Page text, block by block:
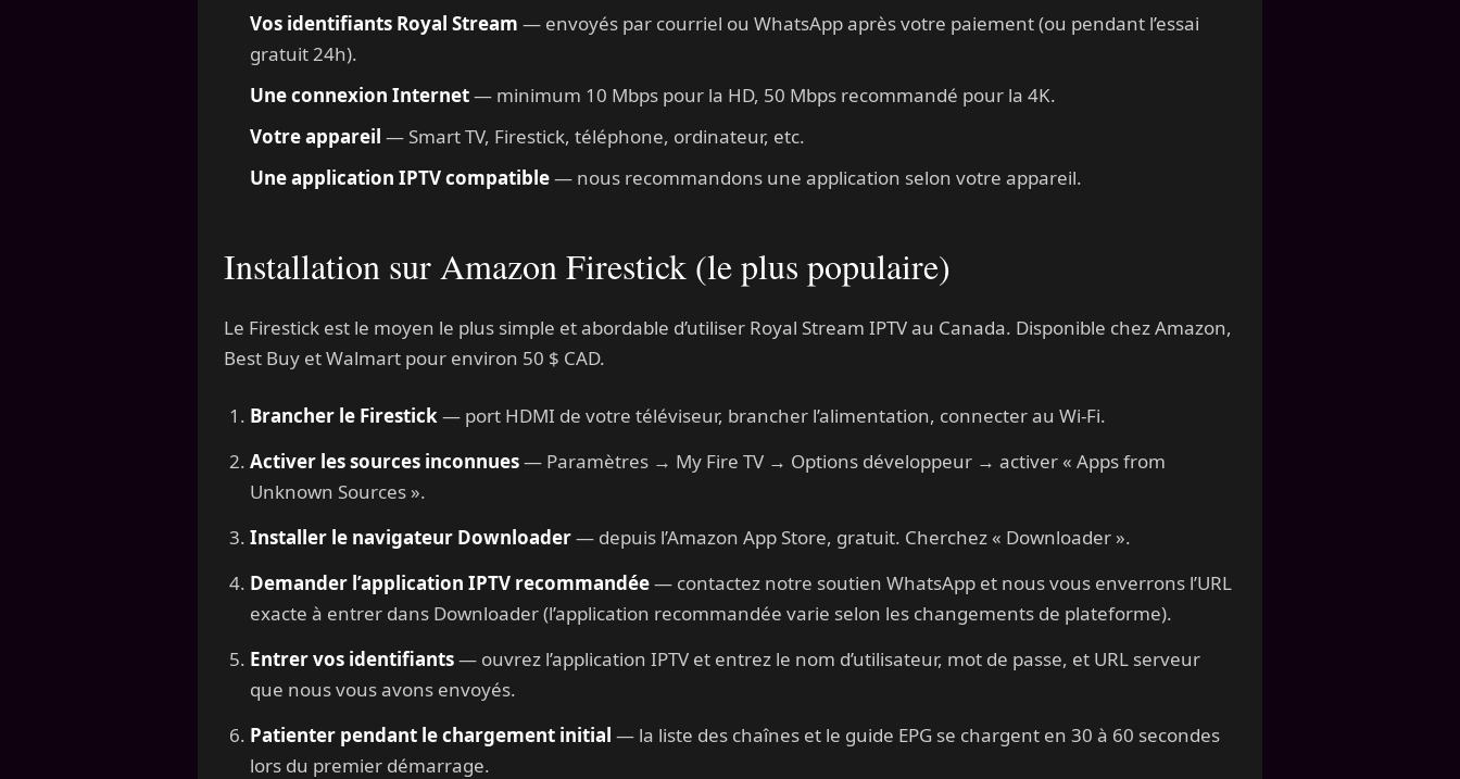
Vos identifiants Royal Stream — envoyés par courriel ou WhatsApp après votre paiement (ou pendant l’essai
gratuit 24h).
Une connexion Internet— minimum 10 Mbps pour la HD, 50 Mbps recommandé pour la 4K.
Votre appareil — Smart TV, Firestick, téléphone, ordinateur, etc.
Une application IPTV compatible— nous recommandons une application selon votre appareil.
Installation sur Amazon Firestick (le plus populaire)
Le Firestick est le moyen le plus simple et abordable d’utiliser Royal Stream IPTV au Canada. Disponible chez Amazon,
Best Buy et Walmart pour environ 50 $ CAD.
Brancher le Firestick— port HDMI de votre téléviseur, brancher l’alimentation, connecter au Wi-Fi.
Activer les sources inconnues— Paramètres → My Fire TV → Options développeur → activer « Apps from
Unknown Sources ».
Installer le navigateur Downloader— depuis l’Amazon App Store, gratuit. Cherchez « Downloader ».
Demander l’application IPTV recommandée— contactez notre soutien WhatsApp et nous vous enverrons l’URL
exacte à entrer dans Downloader (l’application recommandée varie selon les changements de plateforme).
Entrer vos identifiants— ouvrez l’application IPTV et entrez le nom d’utilisateur, mot de passe, et URL serveur
que nous vous avons envoyés.
Patienter pendant le chargement initial — la liste des chaînes et le guide EPG se chargent en 30 à 60 secondes
lors du premier démarrage.